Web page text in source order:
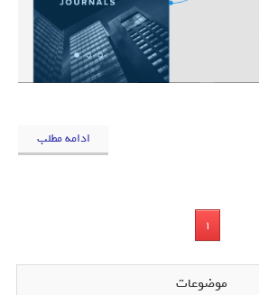
ادامه مطلب
1
موضوعات